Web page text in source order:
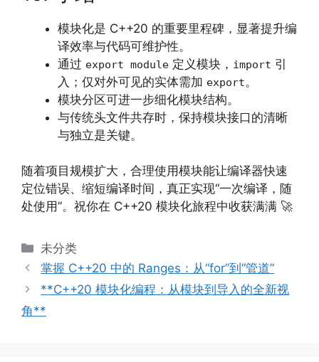
模块化是 C++20 的重要里程碑，显著提升编
译效率与代码可维护性。
通过 export module 定义模块， import 引
入；仅对外可见的实体需加 export。
模块分区可进一步细化模块结构。
与传统头文件共存时，保持模块接口的清晰
与独立是关键。
随着项目规模扩大，合理使用模块能让编译器快速
定位错误、缩短编译时间，真正实现“一次编译，随
处使用”。祝你在 C++20 模块化旅程中收获满满 🚀
分
类
未分类
掌握 C++20 中的 Ranges：从“for”到“管道”
**C++20 模块化编程：从模块到导入的全新视
角**